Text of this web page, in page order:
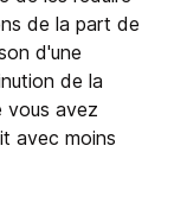
de la part de
d'une
de la
vous avez
avec moins